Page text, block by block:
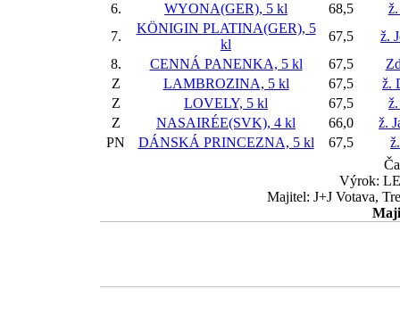
6.
WYONA(GER), 5 kl 68,5
7.
KÖNIGIN PLATINA(GER), 5
kl
67,5
ž.
8.
CENNÁ PANENKA, 5 kl 67,5
Z
LAMBROZINA, 5 kl 67,5
ž.
Z
LOVELY, 5 kl 67,5
Z
NASAIRÉE(SVK), 4 kl 66,0
ž.
PN
DÁNSKÁ PRINCEZNA, 5 kl 67,5
Výrok:
Majitel: J+J Votava,